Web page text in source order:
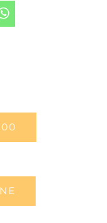
WhatsApp